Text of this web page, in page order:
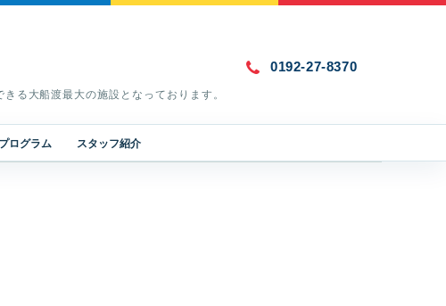
る大船渡最大の施設となっております。
0192-27-8370
プログラム スタッフ紹介